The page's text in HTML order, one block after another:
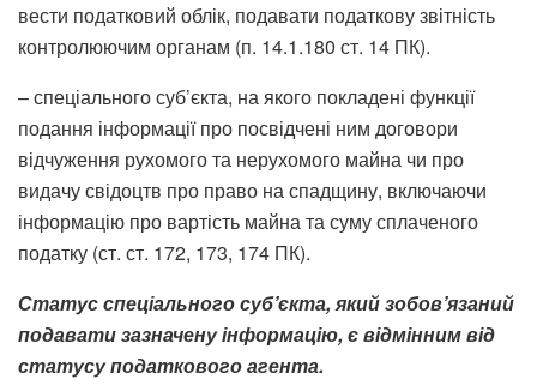
вести податковий облік, подавати податкову звітність
контролюючим органам (п. 14.1.180 ст. 14 ПК).
– спеціального суб’єкта, на якого покладені функції
подання інформації про посвідчені ним договори
відчуження рухомого та нерухомого майна чи про
видачу свідоцтв про право на спадщину, включаючи
інформацію про вартість майна та суму сплаченого
податку (ст. ст. 172, 173, 174 ПК).
Статус спеціального суб’єкта, який зобов’язаний
подавати зазначену інформацію, є відмінним від
статусу податкового агента.